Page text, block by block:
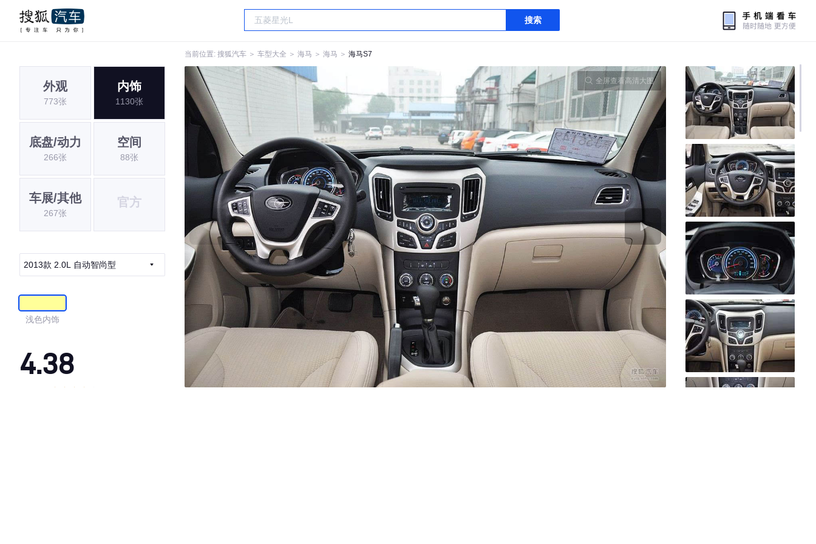
搜索
当前位置: 搜狐汽车 ＞ 车型大全 ＞ 海马 ＞ 海马 ＞ 海马S7
外观
773张
内饰
1130张
底盘/动力
266张
空间
88张
车展/其他
267张
官方
2013款 2.0L 自动智尚型
浅色内饰
4.38
全屏查看高清大图